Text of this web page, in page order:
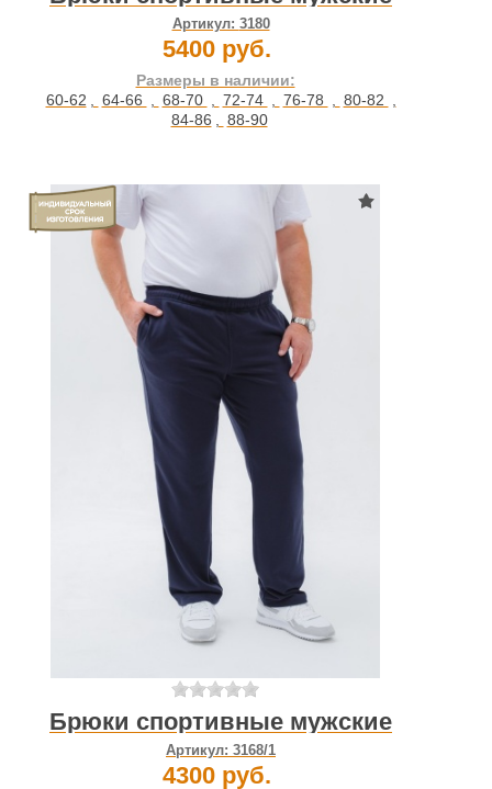
Артикул: 3180
5400 руб.
Размеры в наличии:
60-62 , 64-66 , 68-70 , 72-74 , 76-78 , 80-82 ,
84-86 , 88-90
Брюки спортивные мужские
Артикул: 3168/1
4300 руб.